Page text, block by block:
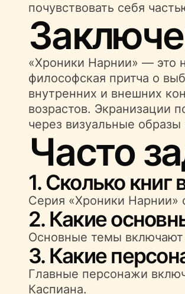
почувствовать себя
«Хроники Нарнии» — это
философская притча о
внутренних и внешних
возрастов. Экранизации
через визуальные
Часто
1. Сколько
Серия «Хроники Нарнии»
2. Какие
Основные темы
3. Какие
Главные персонажи
Каспиана.